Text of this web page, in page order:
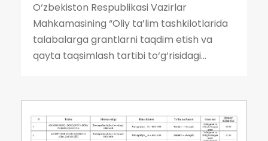
O‘zbekiston Respublikasi Vazirlar
Mahkamasining “Oliy ta’lim tashkilotlarida
talabalarga grantlarni taqdim etish va
qayta taqsimlash tartibi to‘g‘risidagi...